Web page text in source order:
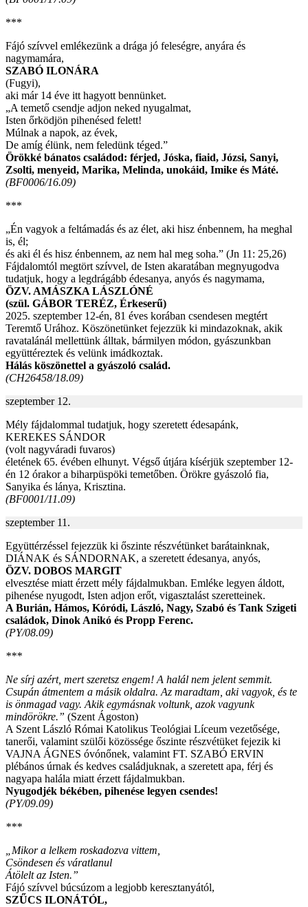
***
Fájó szívvel emlékezünk a drága jó feleségre, anyára és
nagymamára,
SZABÓ ILONÁRA
(Fugyi),
aki már 14 éve itt hagyott bennünket.
„A temető csendje adjon neked nyugalmat,
Isten őrködjön pihenésed felett!
Múlnak a napok, az évek,
De amíg élünk, nem feledünk téged.”
Örökké bánatos családod: férjed, Jóska, fiaid, Józsi, Sanyi,
Zsolti, menyeid, Marika, Melinda, unokáid, Imike és Máté.
(BF0006/16.09)
***
„Én vagyok a feltámadás és az élet, aki hisz énbennem, ha meghal
is, él;
és aki él és hisz énbennem, az nem hal meg soha.” (Jn 11: 25,26)
Fájdalomtól megtört szívvel, de Isten akaratában megnyugodva
tudatjuk, hogy a legdrágább édesanya, anyós és nagymama,
ÖZV. AMÁSZKA LÁSZLÓNÉ
(szül. GÁBOR TERÉZ, Érkeserű)
2025. szeptember 12-én, 81 éves korában csendesen megtért
Teremtő Urához. Köszönetünket fejezzük ki mindazoknak, akik
ravatalánál mellettünk álltak, bármilyen módon, gyászunkban
együttéreztek és velünk imádkoztak.
Hálás köszönettel a gyászoló család.
(CH26458/18.09)
szeptember 12.
Mély fájdalommal tudatjuk, hogy szeretett édesapánk,
KEREKES SÁNDOR
(volt nagyváradi fuvaros)
életének 65. évében elhunyt. Végső útjára kísérjük szeptember 12-
én 12 órakor a biharpüspöki temetőben. Örökre gyászoló fia,
Sanyika és lánya, Krisztina.
(BF0001/11.09)
szeptember 11.
Együttérzéssel fejezzük ki őszinte részvétünket barátainknak,
DIÁNAK és SÁNDORNAK, a szeretett édesanya, anyós,
ÖZV. DOBOS MARGIT
elvesztése miatt érzett mély fájdalmukban. Emléke legyen áldott,
pihenése nyugodt, Isten adjon erőt, vigasztalást szeretteinek.
A Burián, Hámos, Kóródi, László, Nagy, Szabó és Tank Szigeti
családok, Dinok Anikó és Propp Ferenc.
(PY/08.09)
***
Ne sírj azért, mert szeretsz engem! A halál nem jelent semmit.
Csupán átmentem a másik oldalra. Az maradtam, aki vagyok, és te
is önmagad vagy. Akik egymásnak voltunk, azok vagyunk
mindörökre.” (Szent Ágoston)
A Szent László Római Katolikus Teológiai Líceum vezetősége,
tanerői, valamint szülői közössége őszinte részvétüket fejezik ki
VAJNA ÁGNES óvónőnek, valamint FT. SZABÓ ERVIN
plébános úrnak és kedves családjuknak, a szeretett apa, férj és
nagyapa halála miatt érzett fájdalmukban.
Nyugodjék békében, pihenése legyen csendes!
(PY/09.09)
***
„Mikor a lelkem roskadozva vittem,
Csöndesen és váratlanul
Átölelt az Isten.”
Fájó szívvel búcsúzom a legjobb keresztanyától,
SZŰCS ILONÁTÓL,